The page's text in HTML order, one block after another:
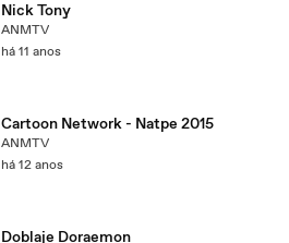
Nick Tony
ANMTV
há 11 anos
Cartoon Network - Natpe 2015
ANMTV
há 12 anos
Doblaje Doraemon